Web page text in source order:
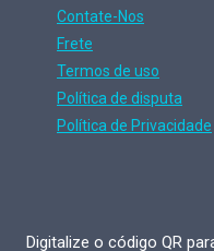
Contate-Nos
Frete
Termos de uso
Política de disputa
Política de Privacidade
Digitalize o código QR